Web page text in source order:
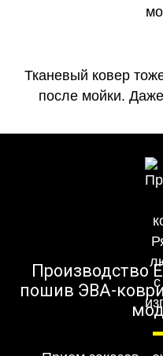
Тканевый ковер
после мойки.
Производство
пошив ЭВА-